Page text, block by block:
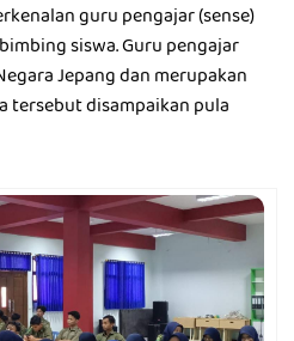
guru pengajar (sense)
siswa. Guru pengajar
Jepang dan merupakan
tersebut disampaikan pula